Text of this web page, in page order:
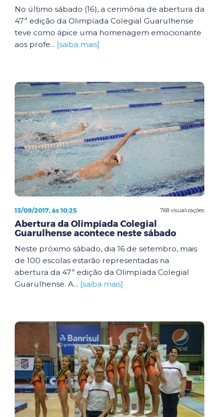
No último sábado (16), a cerimônia de abertura da
47ª edição da Olimpíada Colegial Guarulhense
teve como ápice uma homenagem emocionante
aos profe... [saiba mais]
768 visualizações
13/09/2017, às 10:25
Abertura da Olimpíada Colegial
Guarulhense acontece neste sábado
Neste próximo sábado, dia 16 de setembro, mais
de 100 escolas estarão representadas na
abertura da 47ª edição da Olimpíada Colegial
Guarulhense. A... [saiba mais]